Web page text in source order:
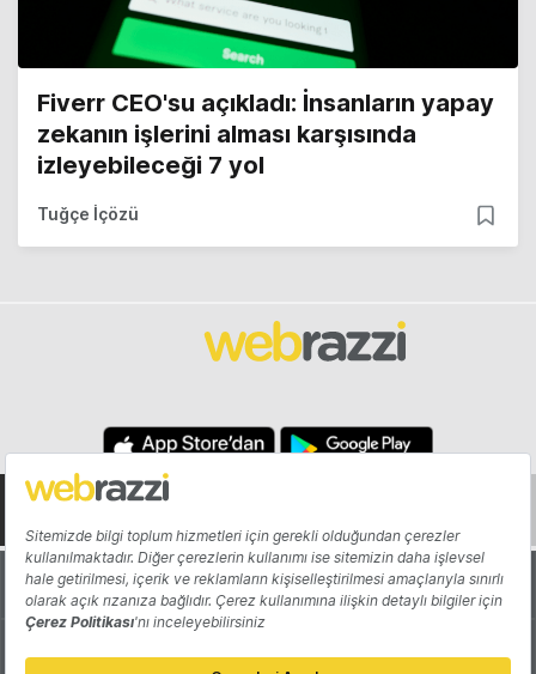
Fiverr CEO'su açıkladı: İnsanların yapay
zekanın işlerini alması karşısında
izleyebileceği 7 yol
Tuğçe İçözü
Hakkında Yazarlar
Katkıda Bulun Reklam